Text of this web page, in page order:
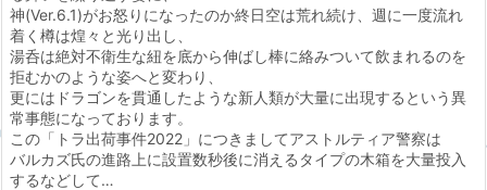
神(Ver.6.1)がお怒りになったのか終日空は荒れ続け、週に一度流れ
着く樽は煌々と光り出し、
湯呑は絶対不衛生な紐を底から伸ばし棒に絡みついて飲まれるのを
拒むかのような姿へと変わり、
更にはドラゴンを貫通したような新人類が大量に出現するという異
常事態になっております。
この「トラ出荷事件2022」につきましてアストルティア警察は
バルカズ氏の進路上に設置数秒後に消えるタイプの木箱を大量投入
するなどして…